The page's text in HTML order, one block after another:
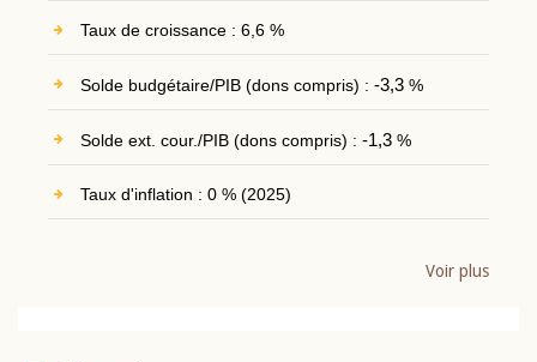
Taux de croissance : 6,6 %
Solde budgétaire/PIB (dons compris) : -3,3%
Solde ext. cour./PIB (dons compris) : -1,3%
Taux d'inflation : 0 % (2025)
Voir plus